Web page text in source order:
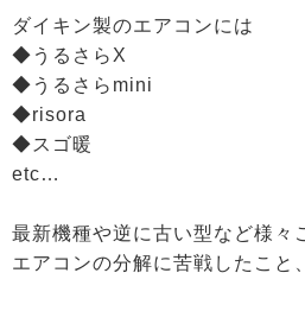
ダイキン製のエアコンには
◆うるさらX
◆うるさらmini
◆risora
◆スゴ暖
etc…
最新機種や逆に古い型など様々
エアコンの分解に苦戦したこと